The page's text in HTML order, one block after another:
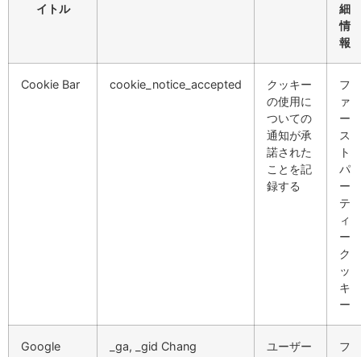
イトル
細
情
報
Cookie Bar cookie_notice_accepted
クッキー
の使用に
ついての
通知が承
諾された
ことを記
録する
フ
ァ
ー
ス
ト
パ
ー
テ
ィ
ー
ク
ッ
キ
ー
Google
_ga, _gid Chang
ユーザー
フ